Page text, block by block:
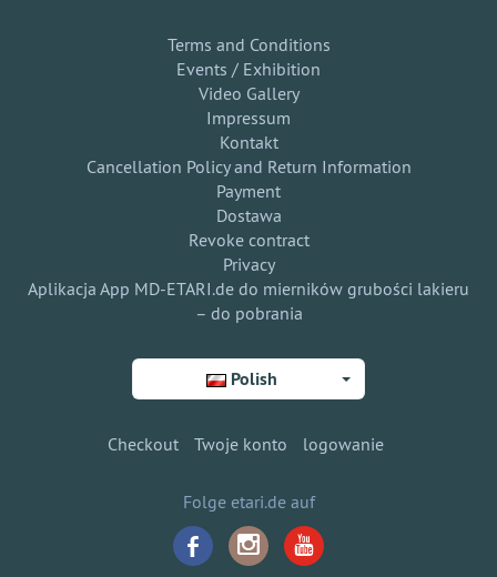
Terms and Conditions
Events / Exhibition
Video Gallery
Impressum
Kontakt
Cancellation Policy and Return Information
Payment
Dostawa
Revoke contract
Privacy
Aplikacja App MD-ETARI.de do mierników grubości lakieru
– do pobrania
Polish
Checkout Twoje konto logowanie
Folge etari.de auf